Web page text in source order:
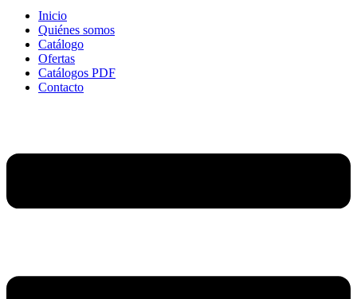
Inicio
Quiénes somos
Catálogo
Ofertas
Catálogos PDF
Contacto